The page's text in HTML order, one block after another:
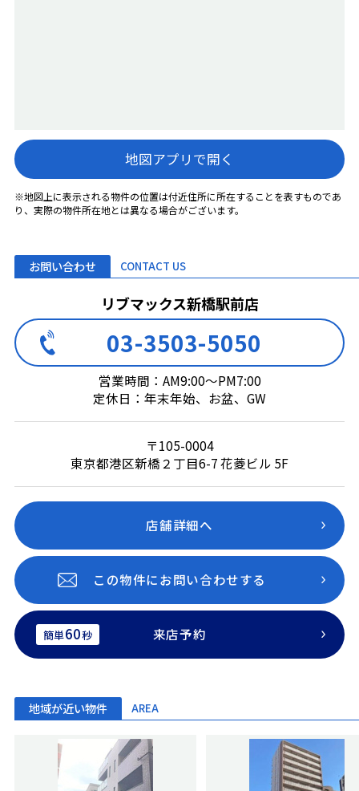
地図アプリで開く
※地図上に表示される物件の位置は付近住所に所在することを表すものであ
り、実際の物件所在地とは異なる場合がございます。
お問い合わせ CONTACT US
リブマックス新橋駅前店
03-3503-5050
営業時間：AM9:00～PM7:00
定休日：年末年始、お盆、GW
〒105-0004
東京都港区新橋２丁目6-7 花菱ビル 5F
店舗詳細へ
この物件にお問い合わせする
簡単60秒 来店予約
地域が近い物件 AREA